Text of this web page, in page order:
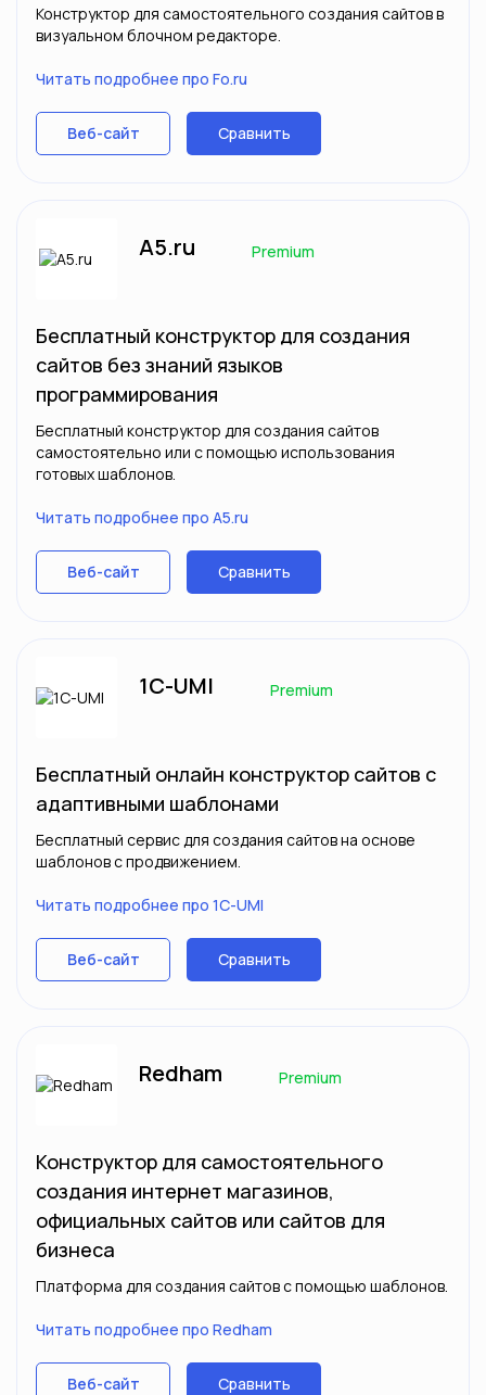
Конструктор для самостоятельного создания сайтов в
визуальном блочном редакторе.
Читать подробнее про Fo.ru
Веб-сайт Сравнить
A5.ru Premium
Бесплатный конструктор для создания
сайтов без знаний языков
программирования
Бесплатный конструктор для создания сайтов
самостоятельно или с помощью использования
готовых шаблонов.
Читать подробнее про A5.ru
Веб-сайт Сравнить
1С-UMI Premium
Бесплатный онлайн конструктор сайтов с
адаптивными шаблонами
Бесплатный сервис для создания сайтов на основе
шаблонов с продвижением.
Читать подробнее про 1С-UMI
Веб-сайт Сравнить
Redham Premium
Конструктор для самостоятельного
создания интернет магазинов,
официальных сайтов или сайтов для
бизнеса
Платформа для создания сайтов с помощью шаблонов.
Читать подробнее про Redham
Веб-сайт Сравнить